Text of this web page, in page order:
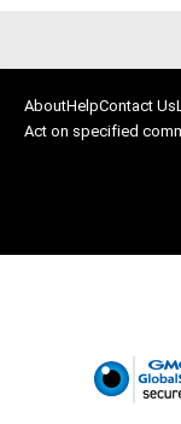
Instagram
AboutHelpContact Us
Act on specified